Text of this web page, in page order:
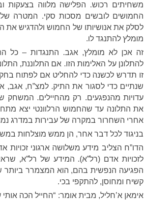
משחיתים רכוש. הפלישה מלווה בצעקות
החמושים לובשים מסכות סקי. המטרה של
לסלק את אנושיותו של החמוש ולהדגיש את
מומלץ להתנגד לו.
זה אכן לא מומלץ, אגב. התנגדות – כל
להתלונן על האלימות הזו. אם התלוננת,
זו תדרש לכשנה כדי להחליט אם לפתוח
שנתיים כדי לסגור את התיק. למצ”ח, אגב,
עדויות מהנפגעים. רק מהחיילים. המשחק
את התלונה עד שהחמוש הרלוונטי יצא
אחרי השחרור במקרה של עבירות במדרג
בניגוד לכל דבר אחר, הן ממש מוצלחות
הדו”ח הצליב מידע משלושה ארגוני זכויות
לזכויות אדם (רל”א). המידע של רל”א,
הפגיעה הנפשית בהם, הוא המצמרר ביותר
קשיח ומחוסן, להתקפי בכי.
אימאן א’חליל, מבית אומר: “החייל הכה